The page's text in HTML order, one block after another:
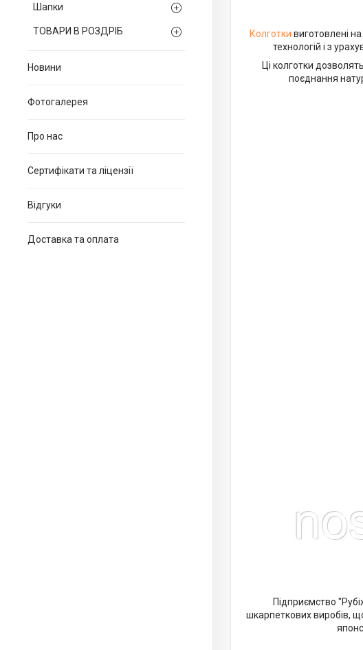
Шапки
ТОВАРИ В РОЗДРІБ
Новини
Фотогалерея
Про нас
Сертифікати та ліцензії
Відгуки
Доставка та оплата
Колготки виготовлені
технологій і з
Ці колготки
поєднання
Підприємство
шкарпеткових виробів,